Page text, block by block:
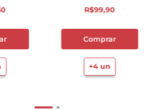
R$99,90
Comprar
+4un